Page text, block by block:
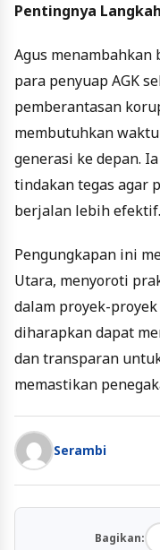
Pentingnya
Agus menambahkan
para penyuap AGK
pemberantasan
membutuhkan
generasi ke depan.
tindakan tegas agar
berjalan lebih efektif.
Pengungkapan ini
Utara, menyoroti
dalam proyek-
diharapkan dapat
dan transparan
memastikan
Serambi
Bagikan: